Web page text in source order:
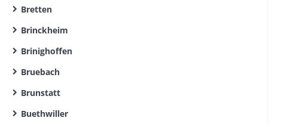
Bretten
Brinckheim
Brinighoffen
Bruebach
Brunstatt
Buethwiller